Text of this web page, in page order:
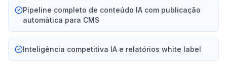
Pipeline completo de conteúdo IA com publicação
automática para CMS
Inteligência competitiva IA e relatórios white label